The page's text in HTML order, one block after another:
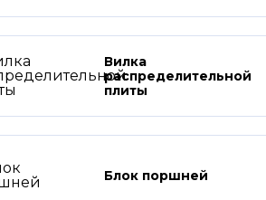
Вилка
распределительной
плиты
Блок поршней